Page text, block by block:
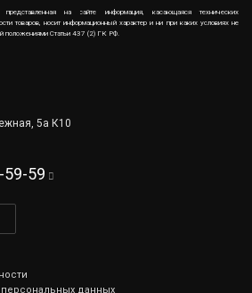
представленная на сайте информация, касающаяся технических
товаров, носит информационный характер и ни при каких условиях не
положениями Статьи 437 (2) ГК РФ.
5а К10
59-59
данных